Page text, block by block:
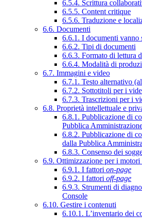
6.5.4. Scrittura
6.5.5. Content critique
6.5.6. Traduzione e
6.6. Documenti
6.6.1. I documenti vanno
6.6.2. Tipi di documenti
6.6.3. Formato di lettura
6.6.4. Modalità di
6.7. Immagini e video
6.7.1. Testo alternativo
6.7.2. Sottotitoli per i
6.7.3. Trascrizioni per i
6.8. Proprietà intellettuale e
6.8.1. Pubblicazione di
Pubblica
6.8.2. Pubblicazione di
dalla Pubblica
6.8.3. Consenso dei
6.9. Ottimizzazione per i
6.9.1. I fattori on-page
6.9.2. I fattori off-page
6.9.3. Strumenti di
Console
6.10. Gestire i contenuti
6.10.1. L’inventario dei